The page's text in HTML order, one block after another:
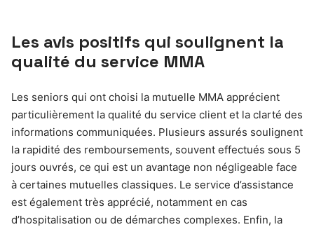
Les avis positifs qui soulignent la
qualité du service MMA
Les seniors qui ont choisi la mutuelle MMA apprécient
particulièrement la qualité du service client et la clarté des
informations communiquées. Plusieurs assurés soulignent
la rapidité des remboursements, souvent effectués sous 5
jours ouvrés, ce qui est un avantage non négligeable face
à certaines mutuelles classiques. Le service d’assistance
est également très apprécié, notamment en cas
d’hospitalisation ou de démarches complexes. Enfin, la